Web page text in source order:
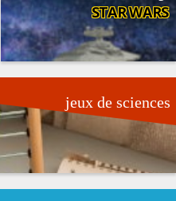
STAR WARS
jeux de sciences